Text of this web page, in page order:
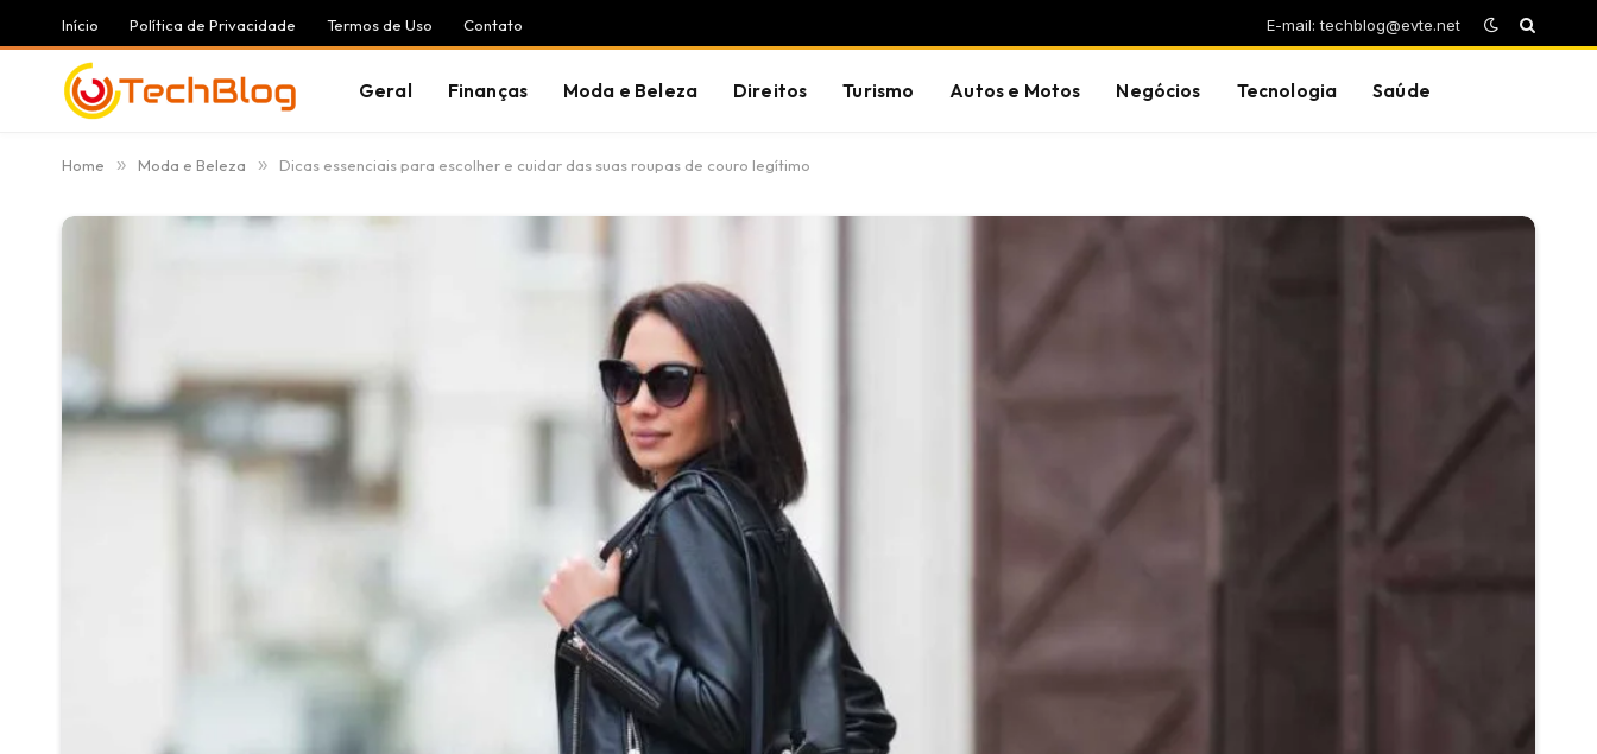
Início Política de Privacidade Termos de Uso Contato E-mail: techblog@evte.net
Geral Finanças Moda e Beleza Direitos Turismo Autos e Motos Negócios Tecnologia Saúde
Home » Moda e Beleza » Dicas essenciais para escolher e cuidar das suas roupas de couro legítimo